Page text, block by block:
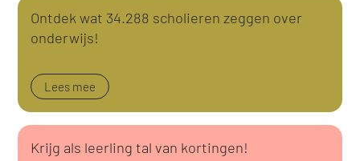
Ontdek wat 34.288 scholieren zeggen over
onderwijs!
Lees mee
Krijg als leerling tal van kortingen!